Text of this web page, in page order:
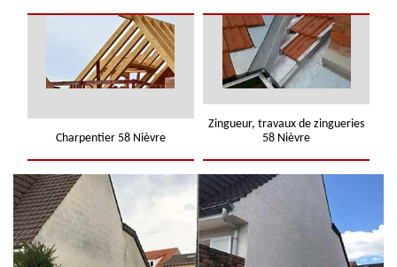
Charpentier 58 Nièvre
Zingueur, travaux de zingueries
58 Nièvre